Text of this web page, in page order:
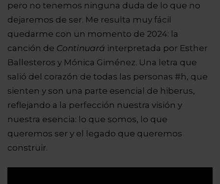
pero no tenemos ninguna duda de lo que no
dejaremos de ser. Me resulta muy fácil
quedarme con un momento de 2024: la
canción de Continuará interpretada por Esther
Ballesteros y Mónica Giménez. Una letra que
salió del corazón de todas las personas #h, que
sienten y son una parte esencial de hiberus,
reflejando a la perfección nuestra visión y
nuestra esencia: lo que somos, lo que
queremos ser y el legado que queremos
construir.